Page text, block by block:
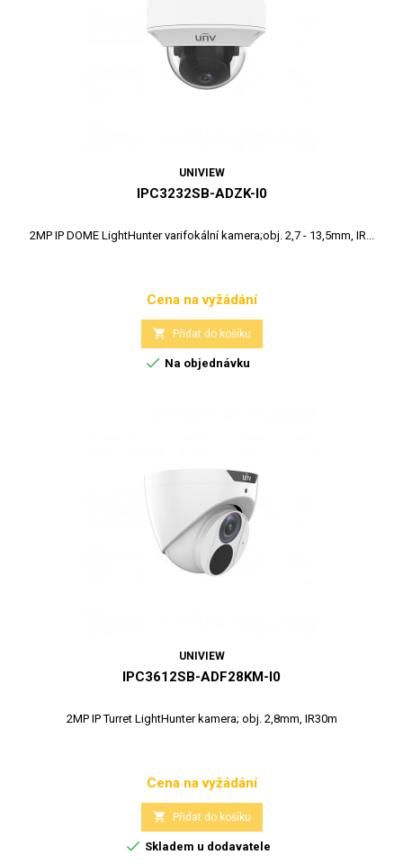
UNIVIEW
IPC3232SB-ADZK-I0
2MP IP DOME LightHunter varifokální kamera;obj. 2,7 - 13,5mm, IR...
Cena
Cena na vyžádání
 Přidat do košíku
 Na objednávku
UNIVIEW
IPC3612SB-ADF28KM-I0
2MP IP Turret LightHunter kamera; obj. 2,8mm, IR30m
Cena
Cena na vyžádání
 Přidat do košíku
 Skladem u dodavatele